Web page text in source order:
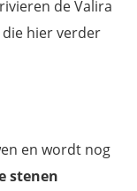
de Valira
die hier verder
en wordt nog
stenen